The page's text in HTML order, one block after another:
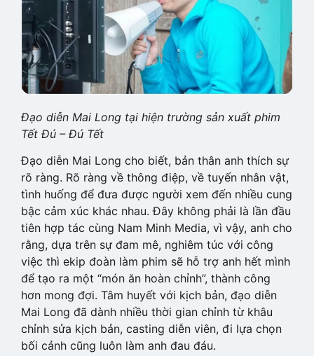
Đạo diễn Mai Long tại hiện trường sản xuất phim
Tết Đú – Đú Tết
Đạo diễn Mai Long cho biết, bản thân anh thích sự
rõ ràng. Rõ ràng về thông điệp, về tuyến nhân vật,
tình huống để đưa được người xem đến nhiều cung
bậc cảm xúc khác nhau. Đây không phải là lần đầu
tiên hợp tác cùng Nam Minh Media, vì vậy, anh cho
rằng, dựa trên sự đam mê, nghiêm túc với công
việc thì ekip đoàn làm phim sẽ hỗ trợ anh hết mình
để tạo ra một “món ăn hoàn chỉnh”, thành công
hơn mong đợi. Tâm huyết với kịch bản, đạo diễn
Mai Long đã dành nhiều thời gian chỉnh từ khâu
chỉnh sửa kịch bản, casting diễn viên, đi lựa chọn
bối cảnh cũng luôn làm anh đau đáu.